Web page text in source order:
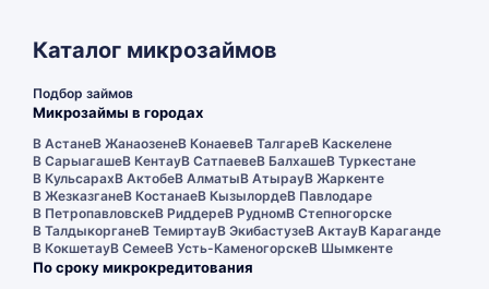
Каталог микрозаймов
Подбор займов
Микрозаймы в городах
В АстанеВ ЖанаозенеВ КонаевеВ ТалгареВ Каскелене
В СарыагашеВ КентауВ СатпаевеВ БалхашеВ Туркестане
В КульсарахВ АктобеВ АлматыВ АтырауВ Жаркенте
В ЖезказганеВ КостанаеВ КызылордеВ Павлодаре
В ПетропавловскеВ РиддереВ РудномВ Степногорске
В ТалдыкорганеВ ТемиртауВ ЭкибастузеВ АктауВ Караганде
В КокшетауВ СемееВ Усть-КаменогорскеВ Шымкенте
По сроку микрокредитования